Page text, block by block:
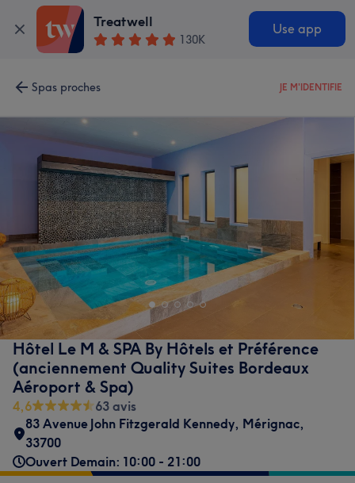
Treatwell
130K
Use app
Spas proches JE M'IDENTIFIE
Hôtel Le M & SPA By Hôtels et Préférence
(anciennement Quality Suites Bordeaux
Aéroport & Spa)
4,6
63 avis
83 Avenue John Fitzgerald Kennedy, Mérignac,
33700
Ouvert Demain: 10:00 - 21:00